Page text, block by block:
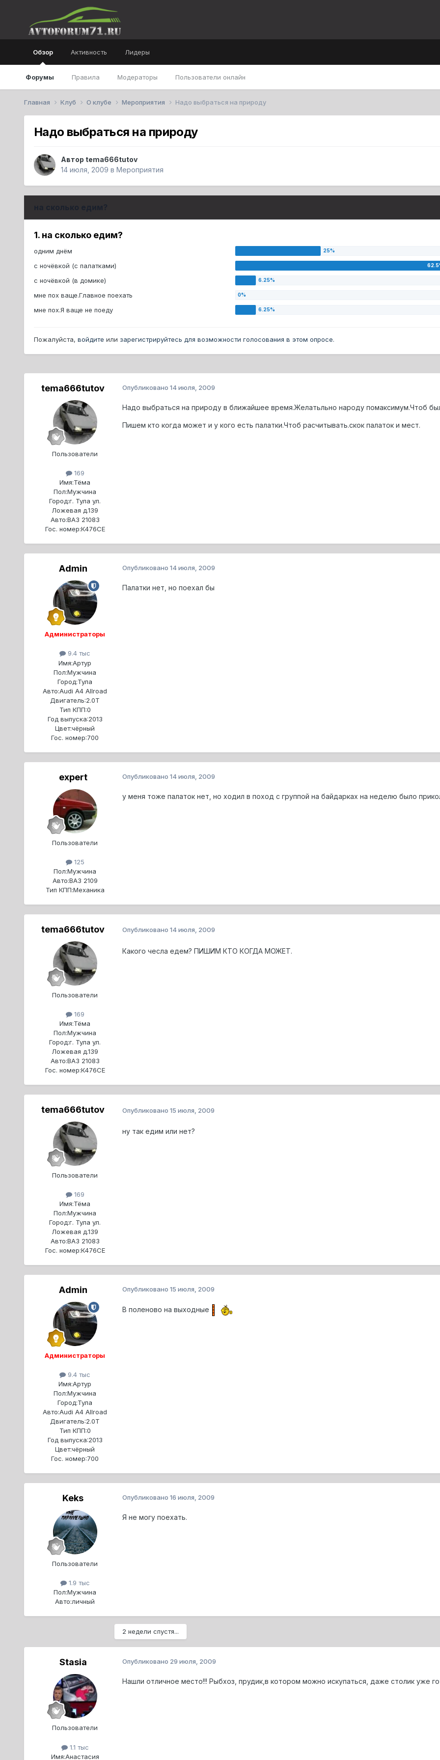
Обзор
Форумы Правила Модераторы Пользователи онлайн
Активность Лидеры
Главная Клуб О клубе Мероприятия Надо выбраться на природу
Надо выбраться на природу
Автор tema666tutov
14 июля, 2009 в Мероприятия
на сколько едим?
1. на сколько едим?
одним днём
с ночёвкой (с палатками)
с ночёвкой (в домике)
мне пох ваще.Главное поехать
мне пох.Я ваще не поеду
Пожалуйста, войдите или зарегистрируйтесь для возможности голосования в этом опросе.
tema666tutov
Пользователи
169
Имя:Тёма
Пол:Мужчина
Город:г. Тула ул.
Ложевая д.139
Авто:ВАЗ 21083
Гос. номер:К476СЕ
Опубликовано 14 июля, 2009
Надо выбраться на природу в ближайшее время.Желатьльно народу помаксимум.Чтоб
Пишем кто когда может и у кого есть палатки.Чтоб расчитывать.скок палаток и мест.
Admin
Администраторы
9.4 тыс
Имя:Артур
Пол:Мужчина
Город:Тула
Авто:Audi A4 Allroad
Двигатель:2.0T
Тип КПП:0
Год выпуска:2013
Цвет:чёрный
Гос. номер:700
Опубликовано 14 июля, 2009
Палатки нет, но поехал бы
expert
Пользователи
125
Пол:Мужчина
Авто:ВАЗ 2109
Тип КПП:Механика
Опубликовано 14 июля, 2009
у меня тоже палаток нет, но ходил в поход с группой на байдарках на неделю было
tema666tutov
Пользователи
169
Имя:Тёма
Пол:Мужчина
Город:г. Тула ул.
Ложевая д.139
Авто:ВАЗ 21083
Гос. номер:К476СЕ
Опубликовано 14 июля, 2009
Какого чесла едем? ПИШИМ КТО КОГДА МОЖЕТ.
tema666tutov
Пользователи
169
Имя:Тёма
Пол:Мужчина
Город:г. Тула ул.
Ложевая д.139
Авто:ВАЗ 21083
Гос. номер:К476СЕ
Опубликовано 15 июля, 2009
ну так едим или нет?
Admin
Администраторы
9.4 тыс
Имя:Артур
Пол:Мужчина
Город:Тула
Авто:Audi A4 Allroad
Двигатель:2.0T
Тип КПП:0
Год выпуска:2013
Цвет:чёрный
Гос. номер:700
Опубликовано 15 июля, 2009
В поленово на выходные
Keks
Пользователи
1.9 тыс
Пол:Мужчина
Авто:личный
Опубликовано 16 июля, 2009
Я не могу поехать.
2 недели спустя...
Stasia
Пользователи
1.1 тыс
Имя:Анастасия
Опубликовано 29 июля, 2009
Нашли отличное место!!! Рыбхоз, прудик,в котором можно искупаться, даже столик уже